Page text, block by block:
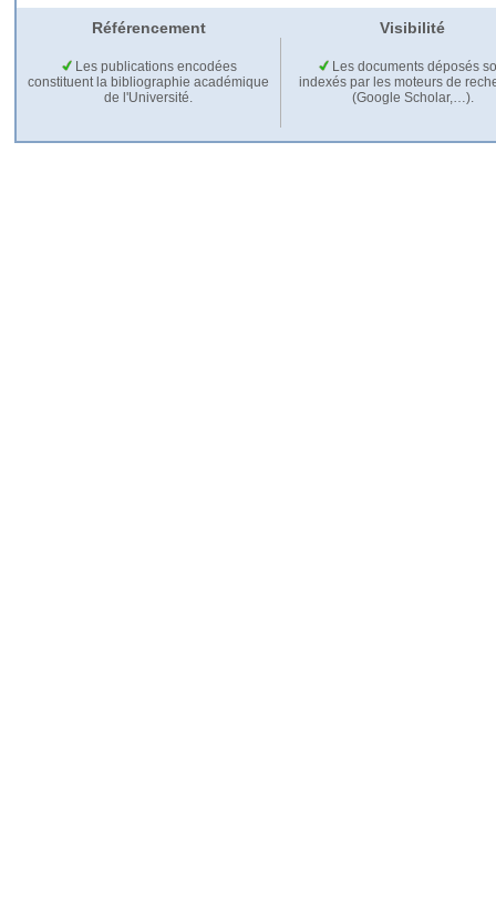
Référencement Visibilité
Les publications encodées
constituent la bibliographie académique
de l'Université.
Les documents déposés
indexés par les moteurs de
(Google Scholar,…).